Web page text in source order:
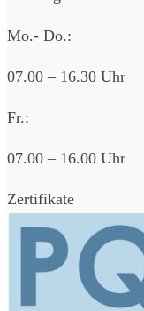
Mo.- Do.:
07.00 – 16.30 Uhr
Fr.:
07.00 – 16.00 Uhr
Zertifikate